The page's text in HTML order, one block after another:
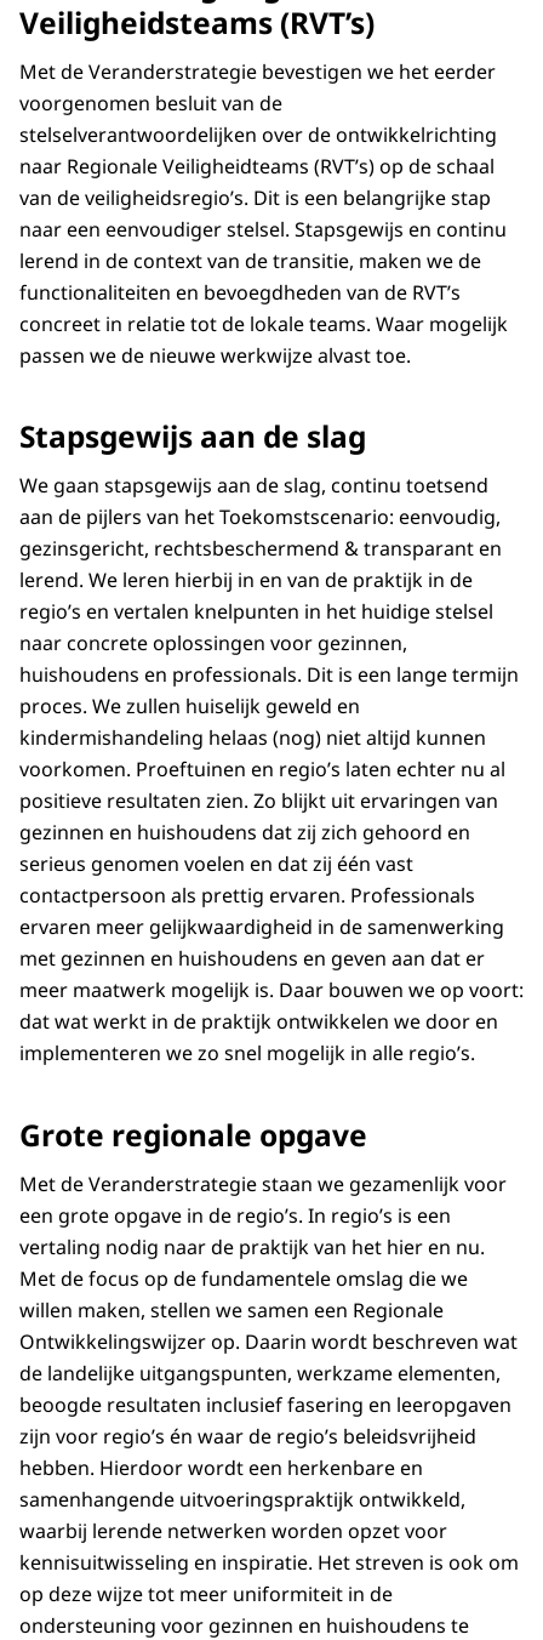
Veiligheidsteams (RVT’s)
Met de Veranderstrategie bevestigen we het eerder
voorgenomen besluit van de
stelselverantwoordelijken over de ontwikkelrichting
naar Regionale Veiligheidteams (RVT’s) op de schaal
van de veiligheidsregio’s. Dit is een belangrijke stap
naar een eenvoudiger stelsel. Stapsgewijs en continu
lerend in de context van de transitie, maken we de
functionaliteiten en bevoegdheden van de RVT’s
concreet in relatie tot de lokale teams. Waar mogelijk
passen we de nieuwe werkwijze alvast toe.
Stapsgewijs aan de slag
We gaan stapsgewijs aan de slag, continu toetsend
aan de pijlers van het Toekomstscenario: eenvoudig,
gezinsgericht, rechtsbeschermend & transparant en
lerend. We leren hierbij in en van de praktijk in de
regio’s en vertalen knelpunten in het huidige stelsel
naar concrete oplossingen voor gezinnen,
huishoudens en professionals. Dit is een lange termijn
proces. We zullen huiselijk geweld en
kindermishandeling helaas (nog) niet altijd kunnen
voorkomen. Proeftuinen en regio’s laten echter nu al
positieve resultaten zien. Zo blijkt uit ervaringen van
gezinnen en huishoudens dat zij zich gehoord en
serieus genomen voelen en dat zij één vast
contactpersoon als prettig ervaren. Professionals
ervaren meer gelijkwaardigheid in de samenwerking
met gezinnen en huishoudens en geven aan dat er
meer maatwerk mogelijk is. Daar bouwen we op voort:
dat wat werkt in de praktijk ontwikkelen we door en
implementeren we zo snel mogelijk in alle regio’s.
Grote regionale opgave
Met de Veranderstrategie staan we gezamenlijk voor
een grote opgave in de regio’s. In regio’s is een
vertaling nodig naar de praktijk van het hier en nu.
Met de focus op de fundamentele omslag die we
willen maken, stellen we samen een Regionale
Ontwikkelingswijzer op. Daarin wordt beschreven wat
de landelijke uitgangspunten, werkzame elementen,
beoogde resultaten inclusief fasering en leeropgaven
zijn voor regio’s én waar de regio’s beleidsvrijheid
hebben. Hierdoor wordt een herkenbare en
samenhangende uitvoeringspraktijk ontwikkeld,
waarbij lerende netwerken worden opzet voor
kennisuitwisseling en inspiratie. Het streven is ook om
op deze wijze tot meer uniformiteit in de
ondersteuning voor gezinnen en huishoudens te